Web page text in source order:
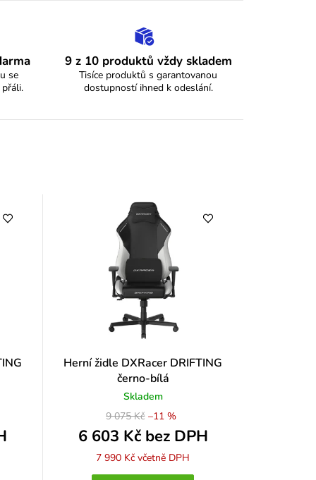
se
9 z 10 produktů vždy skladem
Tisíce produktů s garantovanou
dostupností ihned k odeslání.
Herní židle DXRacer DRIFTING
černo-bílá
Skladem
9 075 Kč
6 603 Kč bez DPH
7 990 Kčvčetně DPH
–11 %